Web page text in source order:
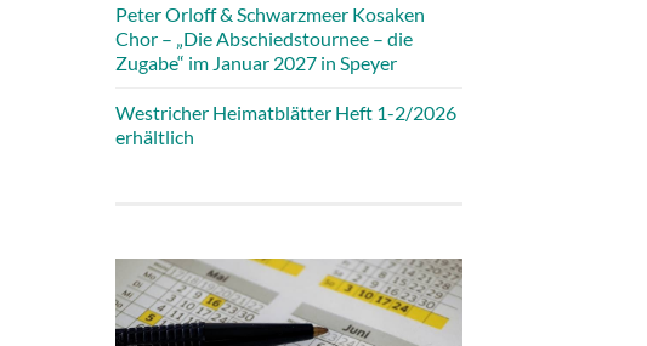
Peter Orloff & Schwarzmeer Kosaken
Chor – „Die Abschiedstournee – die
Zugabe“ im Januar 2027 in Speyer
Westricher Heimatblätter Heft 1-2/2026
erhältlich